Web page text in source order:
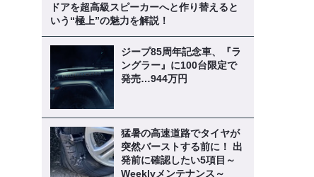
ドアを超高級スピーカーへと作り替えると
いう“極上”の魅力を解説！
ジープ85周年記念車、『ラ
ングラー』に100台限定で
発売…944万円
猛暑の高速道路でタイヤが
突然バーストする前に！ 出
発前に確認したい5項目～
Weeklyメンテナンス～